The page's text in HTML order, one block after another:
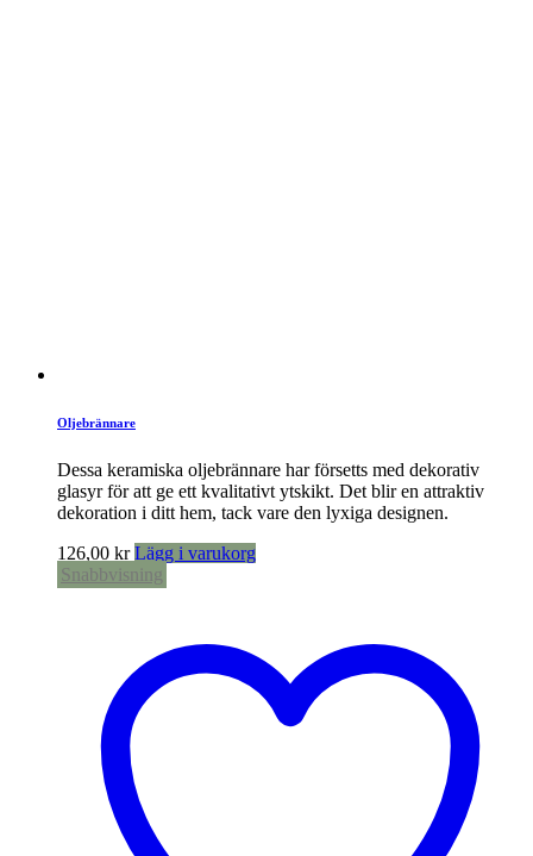
Oljebrännare
Dessa keramiska oljebrännare har försetts med dekorativ
glasyr för att ge ett kvalitativt ytskikt. Det blir en attraktiv
dekoration i ditt hem, tack vare den lyxiga designen.
126,00 kr Lägg i varukorg
Snabbvisning